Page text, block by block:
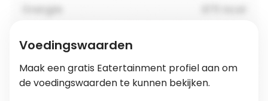
Voedingswaarden
Maak een gratis Eatertainment profiel aan om
de voedingswaarden te kunnen bekijken.